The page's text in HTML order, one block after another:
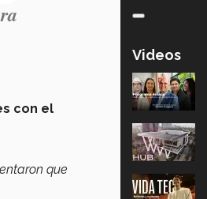
con el
que
Videos